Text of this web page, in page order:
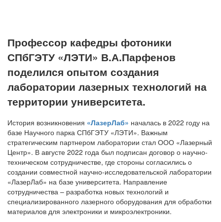
Профессор кафедры фотоники
СПбГЭТУ «ЛЭТИ» В.А.Парфенов
поделился опытом создания
лаборатории лазерных технологий на
территории университета.
История возникновения «ЛазерЛаб» началась в 2022 году на
базе Научного парка СПбГЭТУ «ЛЭТИ». Важным
стратегическим партнером лаборатории стал ООО «Лазерный
Центр». В августе 2022 года был подписан договор о научно-
техническом сотрудничестве, где стороны согласились о
создании совместной научно-исследовательской лаборатории
«ЛазерЛаб» на базе университета. Направление
сотрудничества – разработка новых технологий и
специализированного лазерного оборудования для обработки
материалов для электроники и микроэлектроники.